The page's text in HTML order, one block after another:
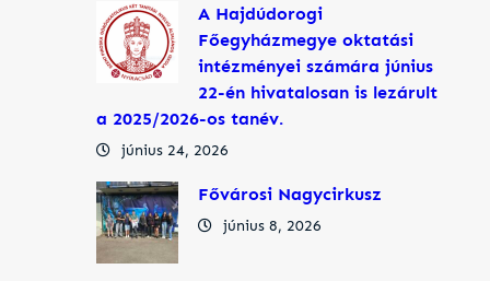
A Hajdúdorogi
Főegyházmegye oktatási
intézményei számára június
22-én hivatalosan is lezárult
a 2025/2026-os tanév.
június 24, 2026
Fővárosi Nagycirkusz
június 8, 2026